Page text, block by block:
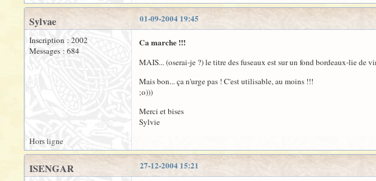
01-09-2004 19:45
Sylvae
Inscription : 2002
Messages : 684
Ca marche !!!
MAIS... (oserai-je ?) le titre des fuseaux est sur un fond bordeaux-lie de
Mais bon... ça n'urge pas ! C'est utilisable, au moins !!!
;o)))
Merci et bises
Sylvie
Hors ligne
27-12-2004 15:21
ISENGAR